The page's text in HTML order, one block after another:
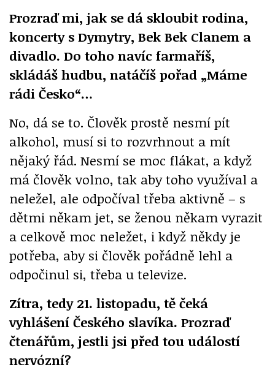
Prozraď mi, jak se dá skloubit rodina,
koncerty s Dymytry, Bek Bek Clanem a
divadlo. Do toho navíc farmaříš,
skládáš hudbu, natáčíš pořad „Máme
rádi Česko“…
No, dá se to. Člověk prostě nesmí pít
alkohol, musí si to rozvrhnout a mít
nějaký řád. Nesmí se moc flákat, a když
má člověk volno, tak aby toho využíval a
neležel, ale odpočíval třeba aktivně – s
dětmi někam jet, se ženou někam vyrazit
a celkově moc neležet, i když někdy je
potřeba, aby si člověk pořádně lehl a
odpočinul si, třeba u televize.
Zítra, tedy 21. listopadu, tě čeká
vyhlášení Českého slavíka. Prozraď
čtenářům, jestli jsi před tou událostí
nervózní?